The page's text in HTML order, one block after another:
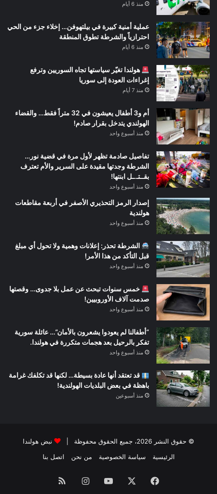
منذ 6 أيام
عملية أمنية كبيرة في بيلتهوفن… إخلاء جزء من الحي
احترازياً والشرطة تطوق المنطقة
منذ 6 أيام
هولندا تغيّر سياستها تجاه السوريين وترفع
إغراءات العودة إلى سوريا
منذ 7 أيام
أم و3 أطفال يعيشون في 32 متراً فقط… والقضاء
الهولندي يتدخل بقرار صادم!
منذ أسبوع واحد
تفاصيل صادمة تظهر لأول مرة في قضية نور…
الشرطة وجدتها مقيدة على السرير والأم تعترف
بقــتـ.ـل ابنتها!
منذ أسبوع واحد
إصدار الرمز التحذيري الأصفر في أربعة مقاطعات
هولندية
منذ أسبوع واحد
الشرطة تحذر: إعلانات وهمية ولا تحول أي مبلغ
قبل التأكد من هذا الأمر!
منذ أسبوع واحد
خمس سنوات تبحث عن عمل بلا جدوى… وقصتها
صدمت آلاف الأوروبيين!
منذ أسبوع واحد
“أطفالنا لم يعودوا يشعرون بالأمان”… عائلة سورية
تفكر بالرحيل بعد هجمات متكررة في هولندا.
منذ أسبوع واحد
قد تعتقد أنها عادة بسيطة… لكنها قد تكلفك غرامة
باهظة في بعض البلديات الهولندية!
منذ أسبوعين
© حقوق النشر 2026، جميع الحقوق محفوظة |
نبض هولندا
الرئيسية
سياسة الخصوصية من نحن اتصل بنا
فيسبوك ‫YouTubeانستقرامملخص